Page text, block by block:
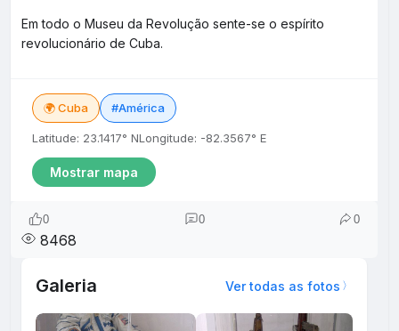
Em todo o Museu da Revolução sente-se o espírito
revolucionário de Cuba.
🌍 Cuba #América
Latitude: 23.1417° NLongitude: -82.3567° E
Mostrar mapa
0 0 0
8468
Galeria Ver todas as fotos